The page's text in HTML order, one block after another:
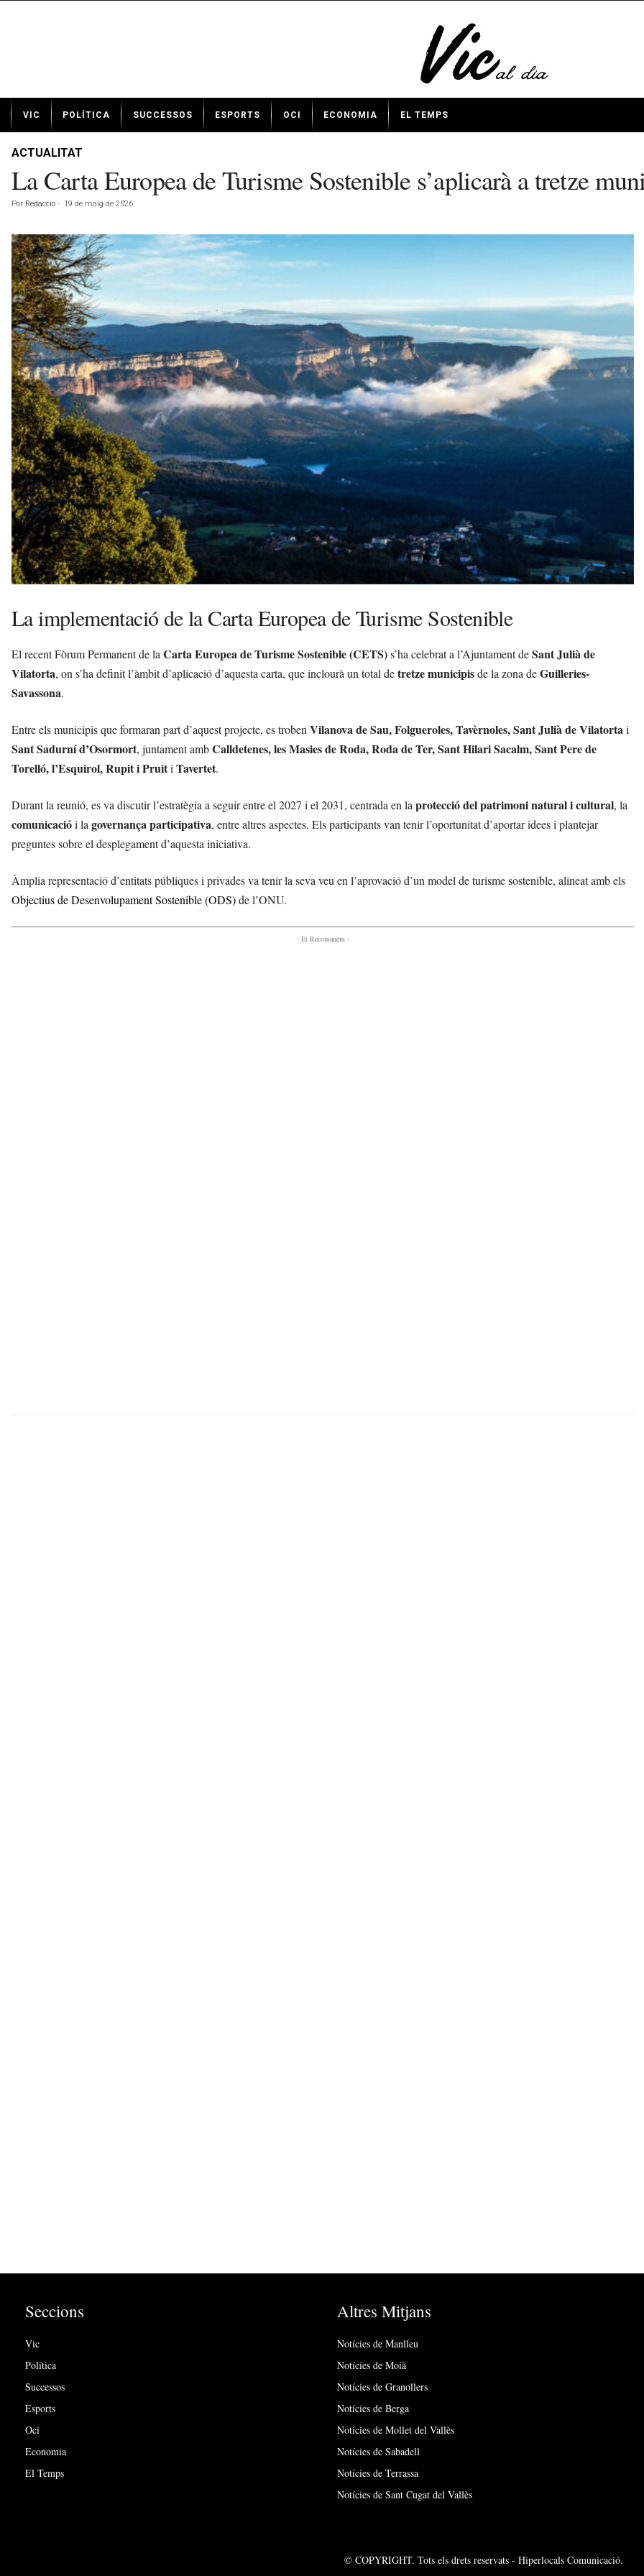
t
VIC POLÍTICA SUCCESSOS ESPORTS OCI ECONOMIA EL TEMPS
ACTUALITAT
La Carta Europea de Turisme Sostenible s’aplicarà a tretze
Por Redacció - 19 de maig de 2026
La implementació de la Carta Europea de Turisme Sostenible
El recent Fòrum Permanent de laCarta Europea de Turisme Sostenible (CETS)s’ha celebrat a l’Ajuntament deSant Julià de
Vilatorta, on s’ha definit l’àmbit d’aplicació d’aquesta carta, que inclourà un total detretze municipisde la zona deGuilleries-
Savassona.
Entre els municipis que formaran part d’aquest projecte, es trobenVilanova de Sau, Folgueroles, Tavèrnoles, Sant Julià de Vilatortai
Sant Sadurní d’Osormort, juntament ambCalldetenes, les Masies de Roda, Roda de Ter, Sant Hilari Sacalm, Sant Pere de
Torelló, l’Esquirol, Rupit i PruitiTavertet.
Durant la reunió, es va discutir l’estratègia a seguir entre el 2027 i el 2031, centrada en laprotecció del patrimoni natural i cultural, la
comunicaciói lagovernança participativa, entre altres aspectes. Els participants van tenir l’oportunitat d’aportar idees i plantejar
preguntes sobre el desplegament d’aquesta iniciativa.
Àmplia representació d’entitats públiques i privades va tenir la seva veu en l’aprovació d’un model de turisme sostenible, alineat amb els
Objectius de Desenvolupament Sostenible (ODS)de l’ONU.
- Et Recomanem -
Seccions
Vic
Política
Successos
Esports
Oci
Economia
El Temps
Altres Mitjans
Notícies de Manlleu
Notícies de Moià
Notícies de Granollers
Notícies de Berga
Notícies de Mollet del Vallès
Notícies de Sabadell
Notícies de Terrassa
Notícies de Sant Cugat del Vallès
© COPYRIGHT. Tots els drets reservats - Hiperlocals Comunicació.